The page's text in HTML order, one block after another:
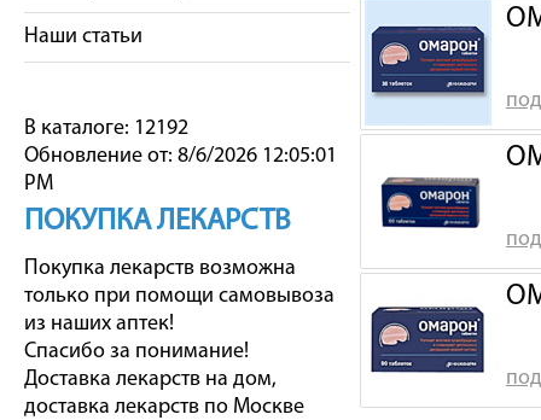
Наши статьи
В каталоге: 12192
Обновление от: 8/6/2026 12:05:01
PM
ПОКУПКА ЛЕКАРСТВ
Покупка лекарств возможна
только при помощи самовывоза
из наших аптек!
Спасибо за понимание!
Доставка лекарств на дом,
доставка лекарств по Москве